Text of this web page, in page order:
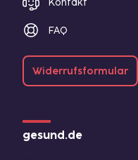
FAQ
Widerrufsformular
gesund.de